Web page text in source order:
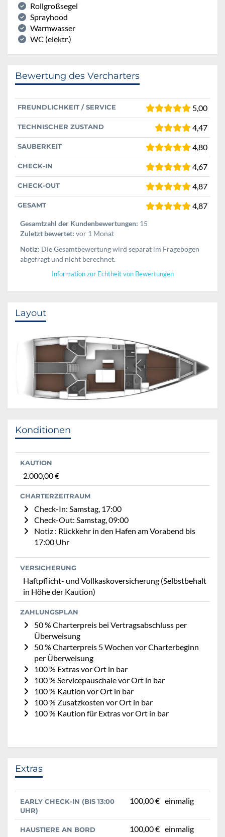
Rollgroßsegel
Sprayhood
Warmwasser
WC (elektr.)
Bewertung des Vercharters
FREUNDLICHKEIT / SERVICE 5,00
TECHNISCHER ZUSTAND 4,47
SAUBERKEIT 4,80
CHECK-IN 4,67
CHECK-OUT 4,87
GESAMT 4,87
Gesamtzahl der Kundenbewertungen: 15
Zuletzt bewertet: vor 1 Monat
Notiz: Die Gesamtbewertung wird separat im Fragebogen
abgefragt und nicht berechnet.
Information zur Echtheit von Bewertungen
Layout
Konditionen
KAUTION
2.000,00 €
CHARTERZEITRAUM
Check-In: Samstag, 17:00
Check-Out: Samstag, 09:00
Notiz : Rückkehr in den Hafen am Vorabend bis
17:00 Uhr
VERSICHERUNG
Haftpflicht- und Vollkaskoversicherung (Selbstbehalt
in Höhe der Kaution)
ZAHLUNGSPLAN
50 % Charterpreis bei Vertragsabschluss per
Überweisung
50 % Charterpreis 5 Wochen vor Charterbeginn
per Überweisung
100 % Extras vor Ort in bar
100 % Servicepauschale vor Ort in bar
100 % Kaution vor Ort in bar
100 % Zusatzkosten vor Ort in bar
100 % Kaution für Extras vor Ort in bar
Extras
EARLY CHECK-IN (BIS 13:00
UHR)
100,00 € einmalig
HAUSTIERE AN BORD 100,00 € einmalig